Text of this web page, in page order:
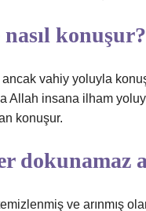
konuşur?
vahiy yoluyla
Allah insana ilham
konuşur.
dokunamaz
ve arınmış